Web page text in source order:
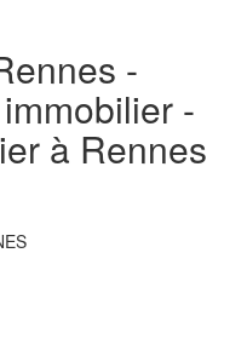
-
-
à Rennes